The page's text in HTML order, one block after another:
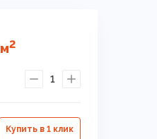
м2
1
Купить в 1 клик